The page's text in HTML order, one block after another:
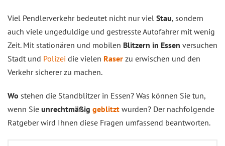
Viel Pendlerverkehr bedeutet nicht nur viel Stau, sondern
auch viele ungeduldige und gestresste Autofahrer mit wenig
Zeit. Mit stationären und mobilen Blitzern in Essen versuchen
Stadt und Polizei die vielen Raser zu erwischen und den
Verkehr sicherer zu machen.
Wo stehen die Standblitzer in Essen? Was können Sie tun,
wenn Sie unrechtmäßig geblitzt wurden? Der nachfolgende
Ratgeber wird Ihnen diese Fragen umfassend beantworten.